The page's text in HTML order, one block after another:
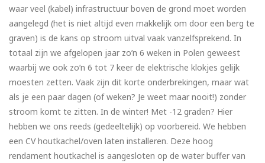
waar veel (kabel) infrastructuur boven de grond moet worden
aangelegd (het is niet altijd even makkelijk om door een berg te
graven) is de kans op stroom uitval vaak vanzelfsprekend. In
totaal zijn we afgelopen jaar zo’n 6 weken in Polen geweest
waarbij we ook zo’n 6 tot 7 keer de elektrische klokjes gelijk
moesten zetten. Vaak zijn dit korte onderbrekingen, maar wat
als je een paar dagen (of weken? Je weet maar nooit!) zonder
stroom komt te zitten. In de winter! Met -12 graden? Hier
hebben we ons reeds (gedeeltelijk) op voorbereid. We hebben
een CV houtkachel/oven laten installeren. Deze hoog
rendament houtkachel is aangesloten op de water buffer van